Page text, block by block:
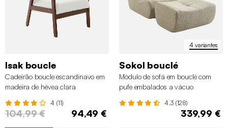
Isak boucle
Cadeirão boucle escandinavo em
madeira de hévea clara
4 (11)
104,99 € 94,49 €
4 variantes
Sokol bouclé
Módulo de sofá em bouclé com
pufe embalados a vácuo
4.3 (128)
339,99 €